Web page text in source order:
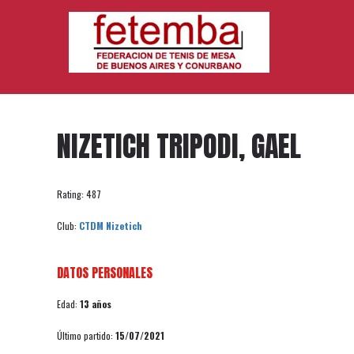
NIZETICH TRIPODI, GAEL
Rating: 487
Club: CTDM Nizetich
DATOS PERSONALES
Edad: 13 años
Último partido: 15/07/2021